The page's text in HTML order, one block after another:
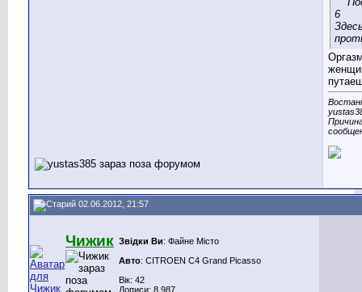
02.06.2012, 21:57
Чижик Звідки Ви: Файне Місто
Авто: CITROEN C4 Grand Picasso
Вік: 42
Дописи: 8.987